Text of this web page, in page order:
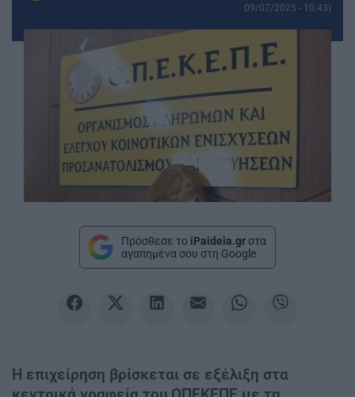
09/07/2025 - 10:43)
Πρόσθεσε το iPaideia.gr στα
αγαπημένα σου στη Google
Η επιχείρηση βρίσκεται σε εξέλιξη στα